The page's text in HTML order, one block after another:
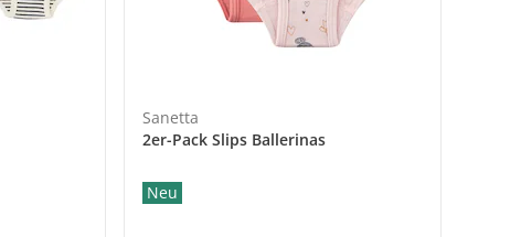
Sanetta
2er-Pack Slips Ballerinas
Neu